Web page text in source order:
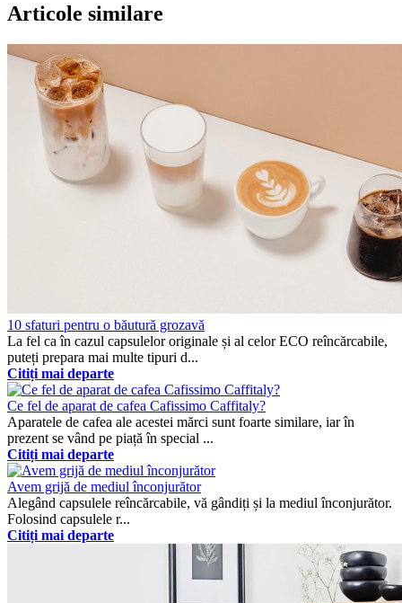
Articole similare
10 sfaturi pentru o băutură grozavă
La fel ca în cazul capsulelor originale și al celor ECO reîncărcabile,
puteți prepara mai multe tipuri d...
Citiți mai departe
Ce fel de aparat de cafea Cafissimo Caffitaly?
Aparatele de cafea ale acestei mărci sunt foarte similare, iar în
prezent se vând pe piață în special ...
Citiți mai departe
Avem grijă de mediul înconjurător
Alegând capsulele reîncărcabile, vă gândiți și la mediul înconjurător.
Folosind capsulele r...
Citiți mai departe